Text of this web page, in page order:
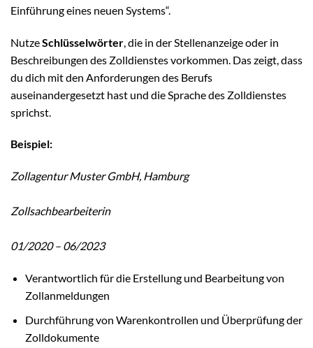
Einführung eines neuen Systems“.
NutzeSchlüsselwörter , die in der Stellenanzeige oder in
Beschreibungen des Zolldienstes vorkommen. Das zeigt, dass
du dich mit den Anforderungen des Berufs
auseinandergesetzt hast und die Sprache des Zolldienstes
sprichst.
Beispiel:
Zollagentur Muster GmbH, Hamburg
Zollsachbearbeiterin
01/2020 – 06/2023
Verantwortlich für die Erstellung und Bearbeitung von
Zollanmeldungen
Durchführung von Warenkontrollen und Überprüfung der
Zolldokumente